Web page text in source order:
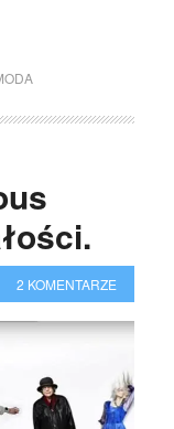
2 KOMENTARZE